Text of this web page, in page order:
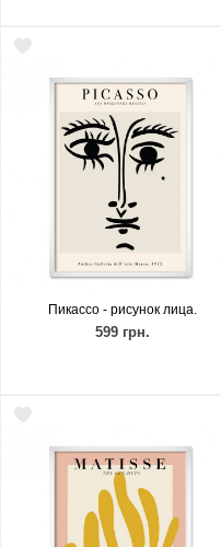
Пикассо - рисунок лица.
599 грн.